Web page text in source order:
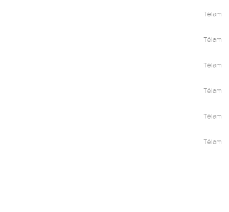
Télam
Télam
Télam
Télam
Télam
Télam